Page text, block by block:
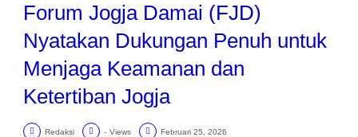
Forum Jogja Damai (FJD)
Nyatakan Dukungan Penuh untuk
Menjaga Keamanan dan
Ketertiban Jogja
Redaksi - Views Februari 25, 2026